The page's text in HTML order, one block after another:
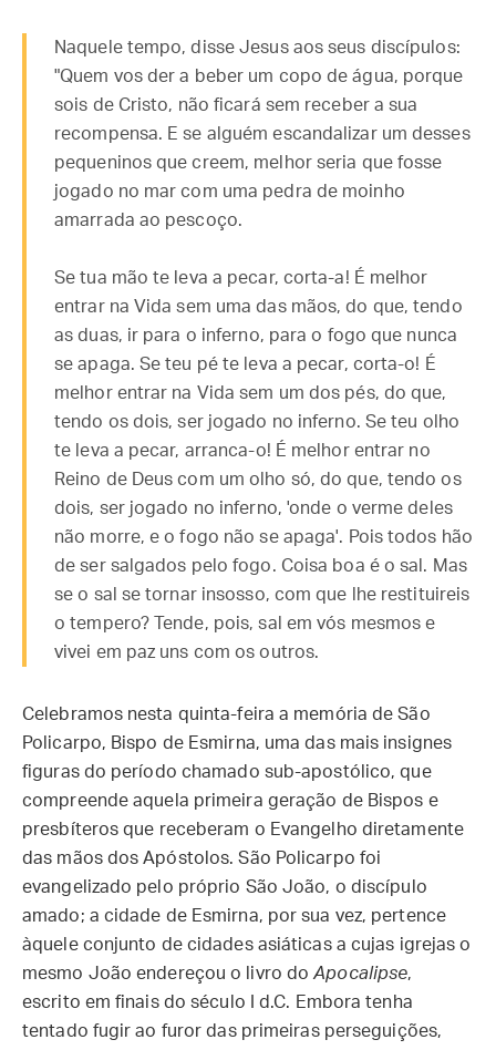
Naquele tempo, disse Jesus aos seus discípulos:
"Quem vos der a beber um copo de água, porque
sois de Cristo, não ficará sem receber a sua
recompensa. E se alguém escandalizar um desses
pequeninos que creem, melhor seria que fosse
jogado no mar com uma pedra de moinho
amarrada ao pescoço.
Se tua mão te leva a pecar, corta-a! É melhor
entrar na Vida sem uma das mãos, do que, tendo
as duas, ir para o inferno, para o fogo que nunca
se apaga. Se teu pé te leva a pecar, corta-o! É
melhor entrar na Vida sem um dos pés, do que,
tendo os dois, ser jogado no inferno. Se teu olho
te leva a pecar, arranca-o! É melhor entrar no
Reino de Deus com um olho só, do que, tendo os
dois, ser jogado no inferno, 'onde o verme deles
não morre, e o fogo não se apaga'. Pois todos hão
de ser salgados pelo fogo. Coisa boa é o sal. Mas
se o sal se tornar insosso, com que lhe restituireis
o tempero? Tende, pois, sal em vós mesmos e
vivei em paz uns com os outros.
Celebramos nesta quinta-feira a memória de São
Policarpo, Bispo de Esmirna, uma das mais insignes
figuras do período chamado sub-apostólico, que
compreende aquela primeira geração de Bispos e
presbíteros que receberam o Evangelho diretamente
das mãos dos Apóstolos. São Policarpo foi
evangelizado pelo próprio São João, o discípulo
amado; a cidade de Esmirna, por sua vez, pertence
àquele conjunto de cidades asiáticas a cujas igrejas o
mesmo João endereçou o livro doApocalipse,
escrito em finais do século I d.C. Embora tenha
tentado fugir ao furor das primeiras perseguições,